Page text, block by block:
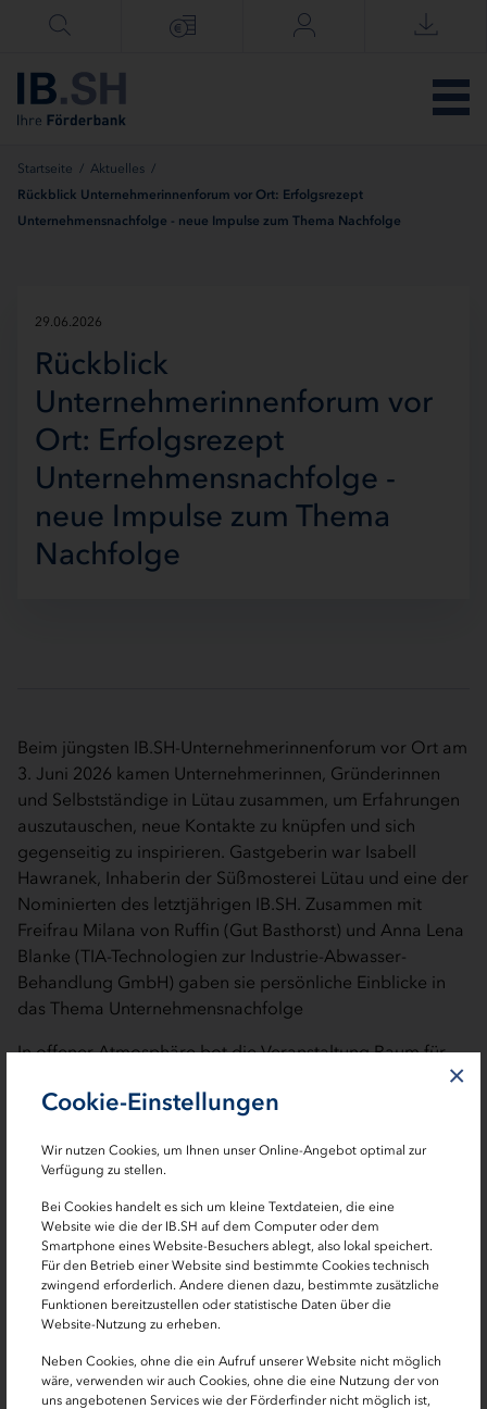
Cookie-Einstellungen
Wir nutzen Cookies, um Ihnen unser Online-Angebot optimal zur
Verfügung zu stellen.
Bei Cookies handelt es sich um kleine Textdateien, die eine
Website wie die der IB.SH auf dem Computer oder dem
Smartphone eines Website-Besuchers ablegt, also lokal speichert.
Für den Betrieb einer Website sind bestimmte Cookies technisch
zwingend erforderlich. Andere dienen dazu, bestimmte zusätzliche
Funktionen bereitzustellen oder statistische Daten über die
Website-Nutzung zu erheben.
Neben Cookies, ohne die ein Aufruf unserer Website nicht möglich
wäre, verwenden wir auch Cookies, ohne die eine Nutzung der von
uns angebotenen Services wie der Förderfinder nicht möglich ist,
×
Menü überspringen
Startseite / Aktuelles /
Rückblick Unternehmerinnenforum vor Ort: Erfolgsrezept
Unternehmensnachfolge - neue Impulse zum Thema Nachfolge
29.06.2026
Rückblick
Unternehmerinnenforum vor
Ort: Erfolgsrezept
Unternehmensnachfolge -
neue Impulse zum Thema
Nachfolge
Beim jüngsten IB.SH-Unternehmerinnenforum vor Ort am
3. Juni 2026 kamen Unternehmerinnen, Gründerinnen
und Selbstständige in Lütau zusammen, um Erfahrungen
auszutauschen, neue Kontakte zu knüpfen und sich
gegenseitig zu inspirieren. Gastgeberin war Isabell
Hawranek, Inhaberin der Süßmosterei Lütau und eine der
Nominierten des letztjährigen IB.SH. Zusammen mit
Freifrau Milana von Ruffin (Gut Basthorst) und Anna Lena
Blanke (TIA-Technologien zur Industrie-Abwasser-
Behandlung GmbH) gaben sie persönliche Einblicke in
das Thema Unternehmensnachfolge
In offener Atmosphäre bot die Veranstaltung Raum für
unternehmerische Herausforderungen und den Ausbau
Mit dem Unternehmerinnenforum schafft die IB.SH
regelmäßig Plattformen für Austausch, Sichtbarkeit und
Vernetzung von Frauen in Wirtschaft und Gründung. Als
Förderbank des Landes unterstützt sie damit gezielt
Unternehmertum und stärkt die wirtschaftliche
Entwicklung in Schleswig-Holstein. Das große Interesse
und die lebhaften Diskussionen in Lütau haben einmal
mehr gezeigt, wie wertvoll solche Begegnungen für die
regionale Unternehmerinnen-Community sind.